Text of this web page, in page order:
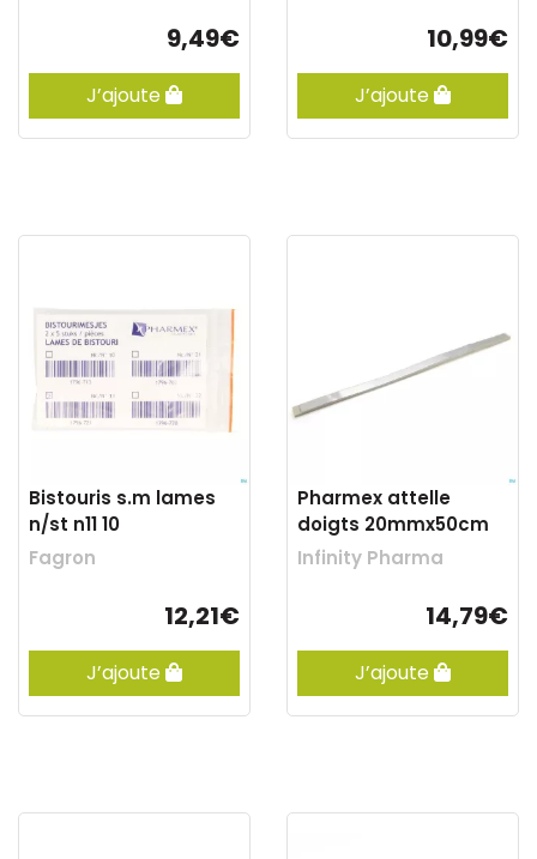
9,49€
J’ajoute
10,99€
J’ajoute
Bistouris s.m lames
n/st n11 10
Fagron
12,21€
J’ajoute
Pharmex attelle
doigts 20mmx50cm
Infinity Pharma
14,79€
J’ajoute